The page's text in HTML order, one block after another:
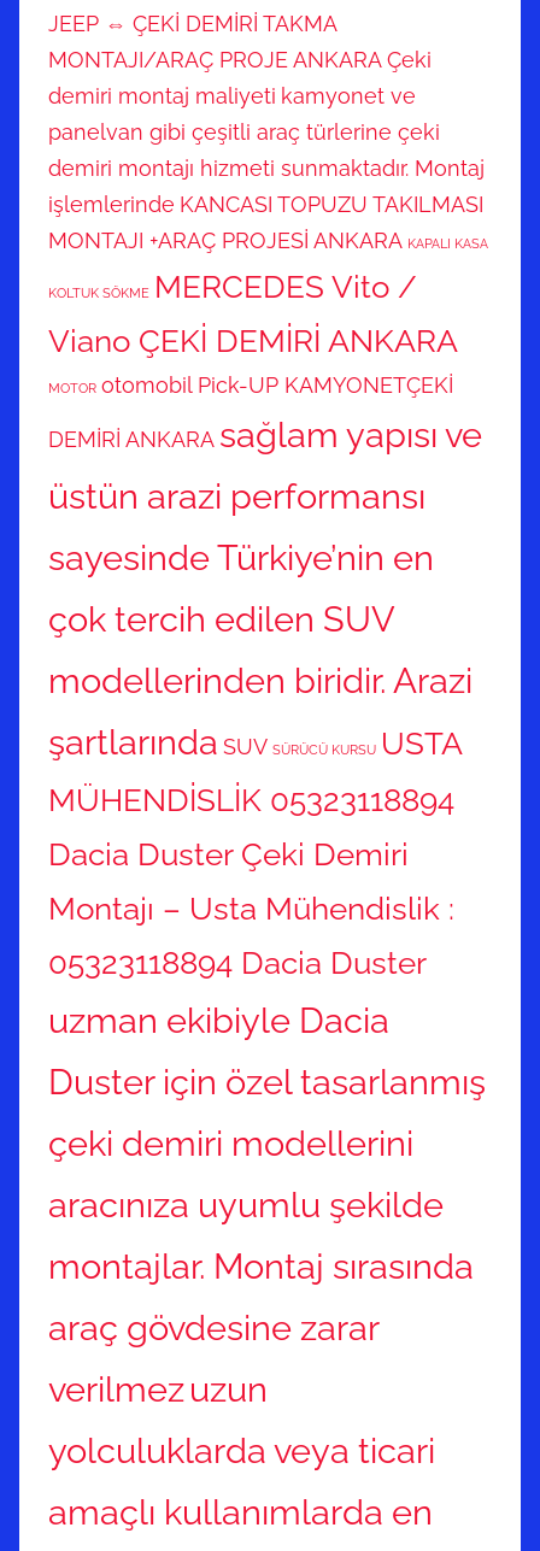
JEEP ⇔ ÇEKİ DEMİRİ TAKMA
MONTAJI/ARAÇ PROJE ANKARA Çeki
demiri montaj maliyeti kamyonet ve
panelvan gibi çeşitli araç türlerine çeki
demiri montajı hizmeti sunmaktadır. Montaj
işlemlerinde KANCASI TOPUZU TAKILMASI
MONTAJI +ARAÇ PROJESİ ANKARA KAPALI KASA
KOLTUK SÖKME MERCEDES Vito /
Viano ÇEKİ DEMİRİ ANKARA
MOTOR otomobil Pick-UP KAMYONETÇEKİ
DEMİRİ ANKARA sağlam yapısı ve
üstün arazi performansı
sayesinde Türkiye’nin en
çok tercih edilen SUV
modellerinden biridir. Arazi
şartlarında SUV SÜRÜCÜ KURSU USTA
MÜHENDİSLİK 05323118894
Dacia Duster Çeki Demiri
Montajı – Usta Mühendislik :
05323118894 Dacia Duster
uzman ekibiyle Dacia
Duster için özel tasarlanmış
çeki demiri modellerini
aracınıza uyumlu şekilde
montajlar. Montaj sırasında
araç gövdesine zarar
verilmezuzun
yolculuklarda veya ticari
amaçlı kullanımlarda en